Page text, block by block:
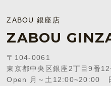
ZABOU 銀座店
ZABOU
〒104-0061
東京都中央区銀座2丁目9番
Open 月～土12:00~20:00